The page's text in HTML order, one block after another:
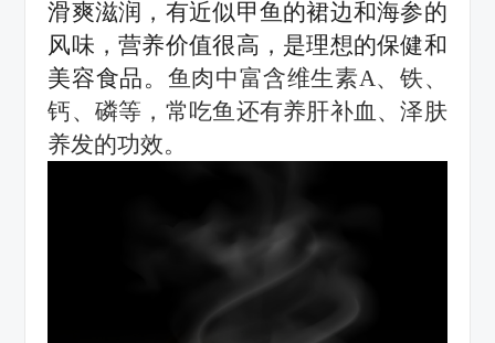
滑爽滋润，有近似甲鱼的裙边和海参的
风味，营养价值很高，是理想的保健和
美容食品。 鱼肉中富含维生素A、铁、
钙、磷等，常吃鱼还有养肝补血、泽肤
养发的功效。